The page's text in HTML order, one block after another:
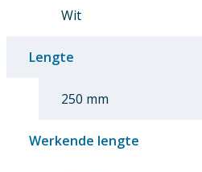
Wit
Lengte
250 mm
Werkende lengte